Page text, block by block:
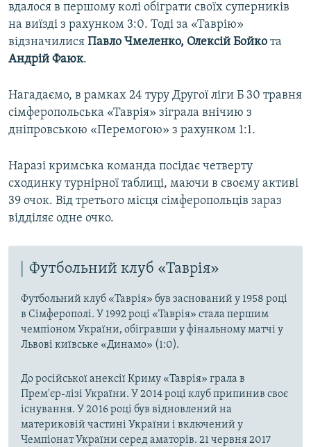
вдалося в першому колі обіграти своїх суперників
на виїзді з рахунком 3:0. Тоді за «Таврію»
відзначилися Павло Чмеленко, Олексій Бойко та
Андрій Фаюк.
Нагадаємо, в рамках 24 туру Другої ліги Б 30 травня
сімферопольська «Таврія» зіграла внічию з
дніпровською «Перемогою» з рахунком 1:1.
Наразі кримська команда посідає четверту
сходинку турнірної таблиці, маючи в своєму активі
39 очок. Від третього місця сімферопольців зараз
відділяє одне очко.
Футбольний клуб «Таврія»
Футбольний клуб «Таврія» був заснований у 1958 році
в Сімферополі. У 1992 році «Таврія» стала першим
чемпіоном України, обігравши у фінальному матчі у
Львові київське «Динамо» (1:0).
До російської анексії Криму «Таврія» грала в
Прем'єр-лізі України. У 2014 році клуб припинив своє
існування. У 2016 році був відновлений на
материковій частині України і включений у
Чемпіонат України серед аматорів. 21 червня 2017